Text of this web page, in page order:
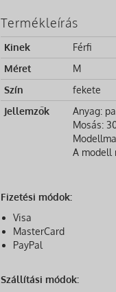
Termékleírás
Kinek
Férfi
Méret
M
Szín
fekete
Jellemzők
Anyag:
Mosás:
A modell
Fizetési módok:
Visa
MasterCard
PayPal
Szállítási módok: